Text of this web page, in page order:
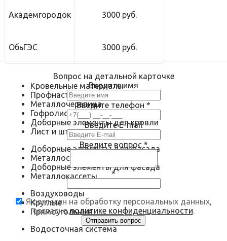
Академгородок 3000 руб.
ОбьГЭС 3000 руб.
Вопрос на детальной карточке
Введите имя
Введите телефон *
Введите E-mail
Введите вопрос *
*
Я согласен на обработку персональных данных,
согласнополитике конфиденциальности.
Кровельные материалы
Профнастил
Металлочерепица
Гофролист
Доборные элементы для кровли
Лист и штрипс
Доборные элементы для фасада
Металлосайдинг
Доборные элементы для фасада
Металлокассеты
Воздуховоды
Круглые
Прямоугольные
Водосточная система